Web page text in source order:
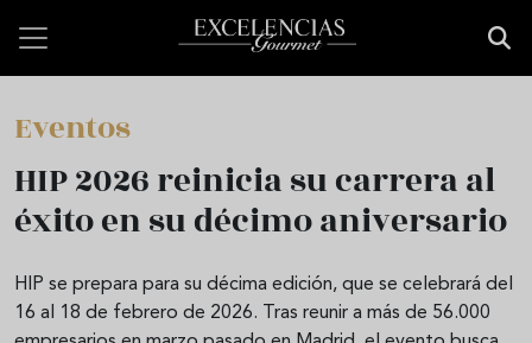
Eventos
HIP 2026 reinicia su carrera al
éxito en su décimo aniversario
HIP se prepara para su décima edición, que se celebrará del
16 al 18 de febrero de 2026. Tras reunir a más de 56.000